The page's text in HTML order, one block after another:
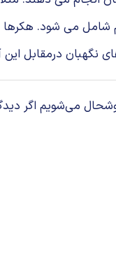
می شود. هكرها
درمقابل این
می‌شویم اگر